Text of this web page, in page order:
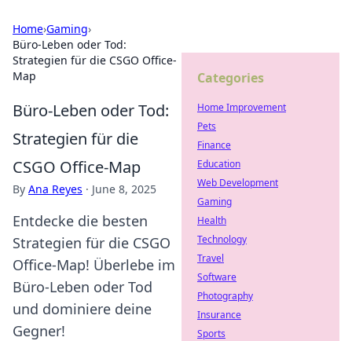
Home›Gaming›
Büro-Leben oder Tod:
Strategien für die CSGO Office-
Map
Büro-Leben oder Tod:
Strategien für die
CSGO Office-Map
By Ana Reyes · June 8, 2025
Entdecke die besten
Strategien für die CSGO
Office-Map! Überlebe im
Büro-Leben oder Tod
und dominiere deine
Gegner!
Categories
Home Improvement
Pets
Finance
Education
Web Development
Gaming
Health
Technology
Travel
Software
Photography
Insurance
Sports